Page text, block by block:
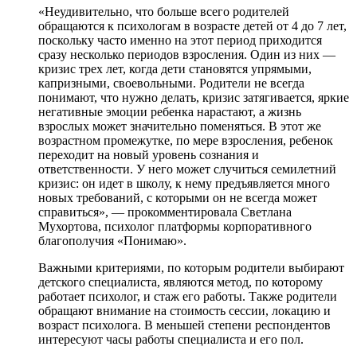
«Неудивительно, что больше всего родителей
обращаются к психологам в возрасте детей от 4 до 7 лет,
поскольку часто именно на этот период приходится
сразу несколько периодов взросления. Один из них —
кризис трех лет, когда дети становятся упрямыми,
капризными, своевольными. Родители не всегда
понимают, что нужно делать, кризис затягивается, яркие
негативные эмоции ребенка нарастают, а жизнь
взрослых может значительно поменяться. В этот же
возрастном промежутке, по мере взросления, ребенок
переходит на новый уровень сознания и
ответственности. У него может случиться семилетний
кризис: он идет в школу, к нему предъявляется много
новых требований, с которыми он не всегда может
справиться», — прокомментировала Светлана
Мухортова, психолог платформы корпоративного
благополучия «Понимаю».
Важными критериями, по которым родители выбирают
детского специалиста, являются метод, по которому
работает психолог, и стаж его работы. Также родители
обращают внимание на стоимость сессии, локацию и
возраст психолога. В меньшей степени респондентов
интересуют часы работы специалиста и его пол.